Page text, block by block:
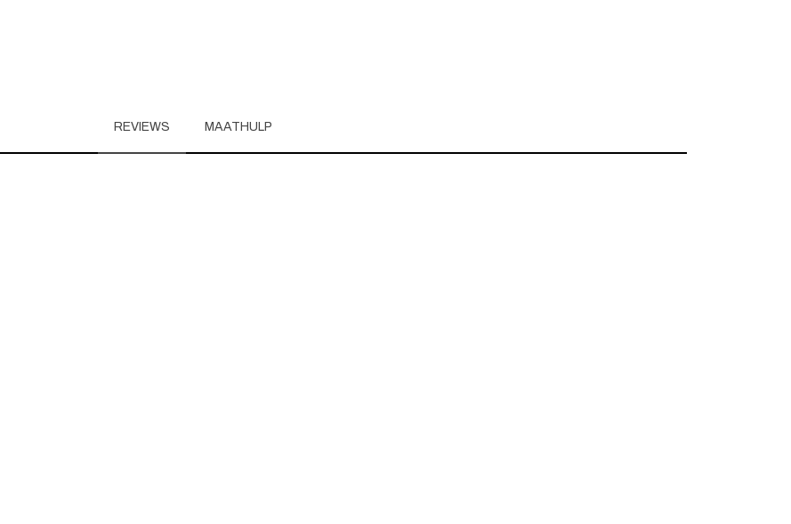
REVIEWS MAATHULP